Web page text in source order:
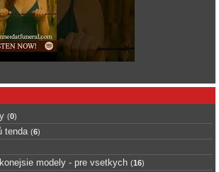
(0)
tenda (6)
modely - pre vsetkych (16)